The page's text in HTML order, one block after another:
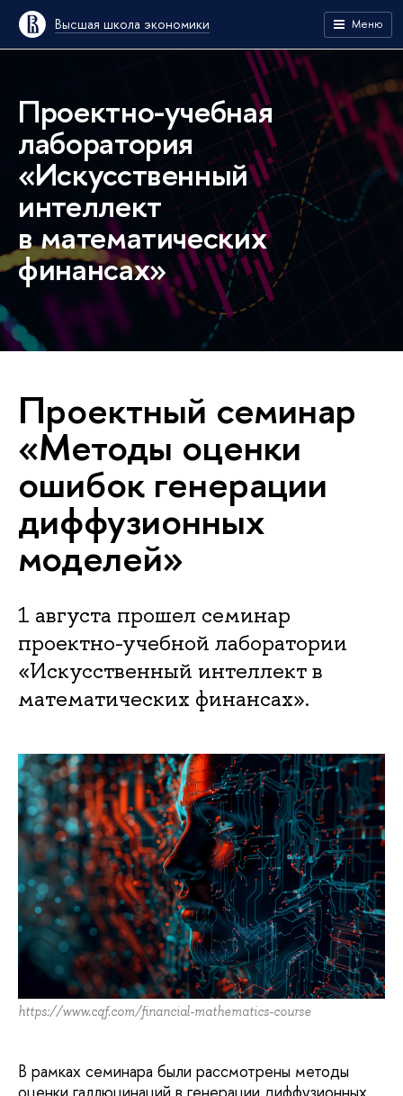
Высшая школа экономики Меню
Проектно-учебная
лаборатория
«Искусственный
интеллект
в математических
финансах»
Проектный семинар
«Методы оценки
ошибок генерации
диффузионных
моделей»
1 августа прошел семинар
проектно-учебной лаборатории
«Искусственный интеллект в
математических финансах».
https://www.cqf.com/financial-mathematics-course
В рамках семинара были рассмотрены методы